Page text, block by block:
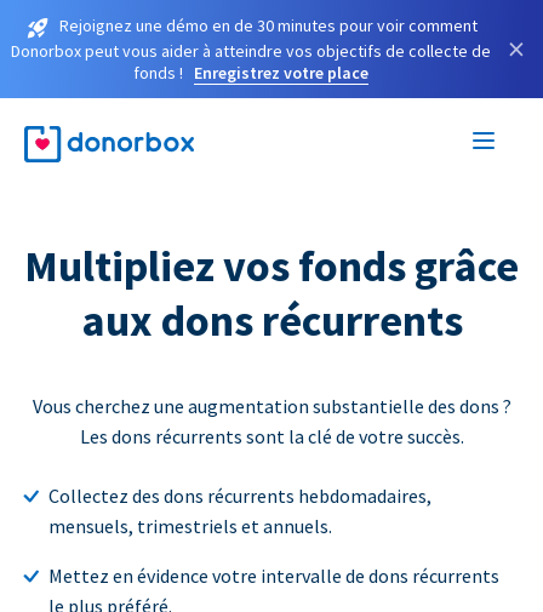
Rejoignez une démo en de 30 minutes pour voir comment
Donorbox peut vous aider à atteindre vos objectifs de collecte de
fonds !
Enregistrez votre place
×
Multipliez vos fonds grâce
aux dons récurrents
Vous cherchez une augmentation substantielle des dons ?
Les dons récurrents sont la clé de votre succès.
Collectez des dons récurrents hebdomadaires,
mensuels, trimestriels et annuels.
Mettez en évidence votre intervalle de dons récurrents
le plus préféré.